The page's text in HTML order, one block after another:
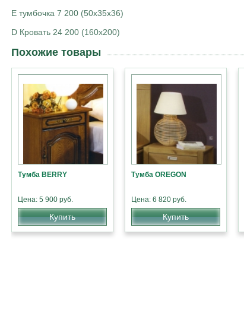
E тумбочка 7 200 (50х35х36)
D Кровать 24 200 (160х200)
Похожие товары
Тумба BERRY
Цена: 5 900 руб.
Купить
Тумба OREGON
Цена: 6 820 руб.
Купить